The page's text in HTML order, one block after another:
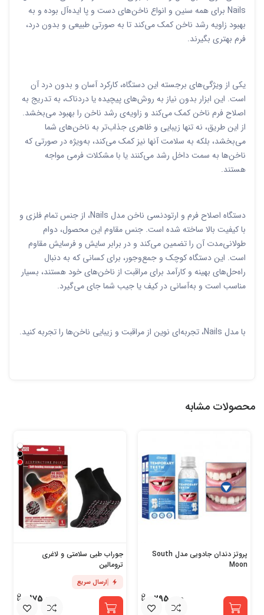
Nails برای همه سنین و انواع ناخن‌های دست و پا ایده‌آل بوده و به
بهبود زاویه رشد ناخن کمک می‌کند تا به صورتی طبیعی و بدون درد،
فرم بهتری بگیرند.
یکی از ویژگی‌های برجسته این دستگاه، کارکرد آسان و بدون درد آن
است. این ابزار بدون نیاز به روش‌های پیچیده یا دردناک، به تدریج به
اصلاح فرم ناخن کمک می‌کند و زاویه‌ی رشد ناخن را بهبود می‌بخشد.
از این طریق، نه تنها زیبایی و ظاهری جذاب‌تر به ناخن‌های شما
می‌بخشد، بلکه به سلامت آنها نیز کمک می‌کند، به‌ویژه در صورتی که
ناخن‌ها به سمت داخل رشد می‌کنند یا با مشکلات فرمی مواجه
هستند.
دستگاه اصلاح فرم و ارتودنسی ناخن مدل Nails، از جنس تمام فلزی و
با کیفیت بالا ساخته شده است. جنس مقاوم این محصول، دوام
طولانی‌مدت آن را تضمین می‌کند و در برابر سایش و فرسایش مقاوم
است. این دستگاه کوچک و جمع‌وجور، برای کسانی که به دنبال
راه‌حل‌های بهینه و کارآمد برای مراقبت از ناخن‌های خود هستند، بسیار
مناسب است و به‌آسانی در کیف یا جیب شما جای می‌گیرد.
با مدل Nails، تجربه‌ای نوین از مراقبت و زیبایی ناخن‌ها را تجربه کنید.
محصولات مشابه
پروتز دندان جادویی مدل South
Moon
295,000
جوراب طبی سلامتی و لاغری
ترومالین
ارسال سریع
175,000